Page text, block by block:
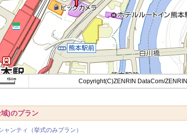
Copyright(C)ZENRIN DataCom/ZENRIN
)のプラン
ンティ（挙式のみプラン）